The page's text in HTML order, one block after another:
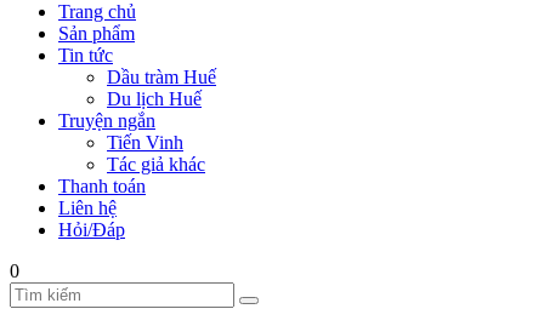
Trang chủ
Sản phẩm
Tin tức
Dầu tràm Huế
Du lịch Huế
Truyện ngắn
Tiến Vinh
Tác giả khác
Thanh toán
Liên hệ
Hỏi/Đáp
0